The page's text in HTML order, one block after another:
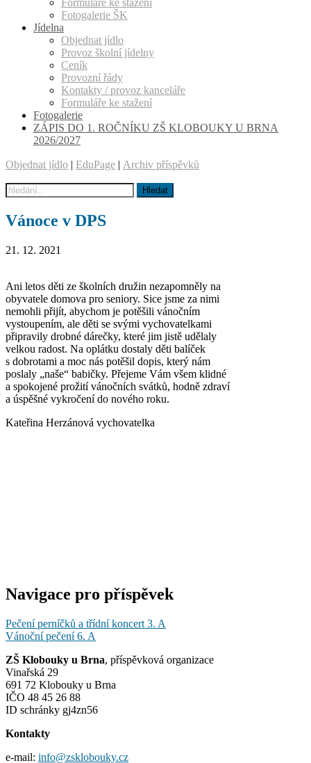
Formuláře ke stažení
Fotogalerie ŠK
Jídelna
Objednat jídlo
Provoz školní jídelny
Ceník
Provozní řády
Kontakty / provoz kanceláře
Formuláře ke stažení
Fotogalerie
ZÁPIS DO 1. ROČNÍKU ZŠ KLOBOUKY U BRNA
2026/2027
Objednat jídlo | EduPage | Archiv příspěvků
Vánoce v DPS
21. 12. 2021
Ani letos děti ze školních družin nezapomněly na
obyvatele domova pro seniory. Sice jsme za nimi
nemohli přijít, abychom je potěšili vánočním
vystoupením, ale děti se svými vychovatelkami
připravily drobné dárečky, které jim jistě udělaly
velkou radost. Na oplátku dostaly děti balíček
s dobrotami a moc nás potěšil dopis, který nám
poslaly „naše“ babičky. Přejeme Vám všem klidné
a spokojené prožití vánočních svátků, hodně zdraví
a úspěšné vykročení do nového roku.
Kateřina Herzánová vychovatelka
Navigace pro příspěvek
Pečení perníčků a třídní koncert 3. A
Vánoční pečení 6. A
ZŠ Klobouky u Brna, příspěvková organizace
Vinařská 29
691 72 Klobouky u Brna
IČO 48 45 26 88
ID schránky gj4zn56
Kontakty
e-mail: info@zsklobouky.cz